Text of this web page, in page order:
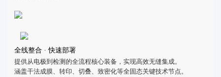
全线整合 · 快速部署
提供从电极到检测的全流程核心装备，实现高效无缝集成。
涵盖干法成膜、转印、切叠、致密化等全固态关键技术节点。